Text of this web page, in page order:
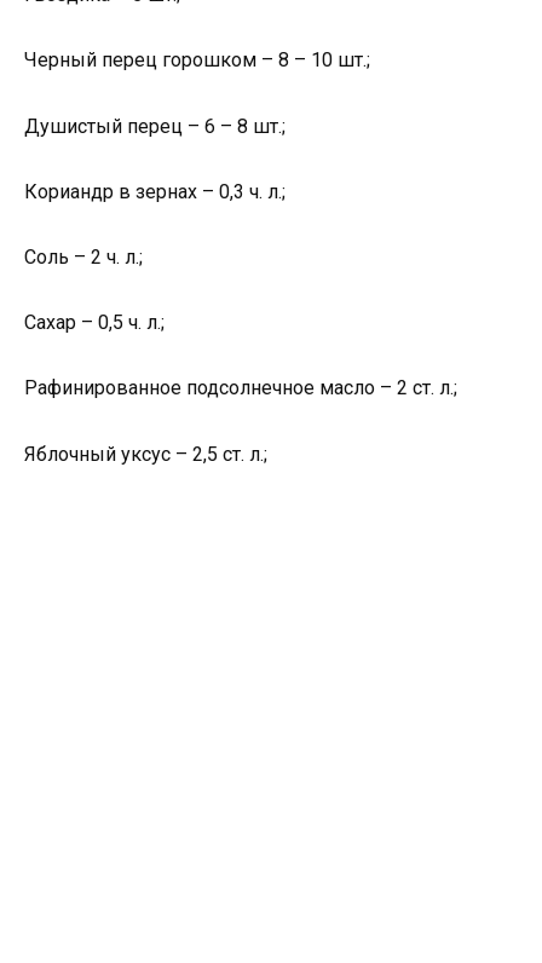
Черный перец горошком – 8 – 10 шт.;
Душистый перец – 6 – 8 шт.;
Кориандр в зернах – 0,3 ч. л.;
Соль – 2 ч. л.;
Сахар – 0,5 ч. л.;
Рафинированное подсолнечное масло – 2 ст. л.;
Яблочный уксус – 2,5 ст. л.;